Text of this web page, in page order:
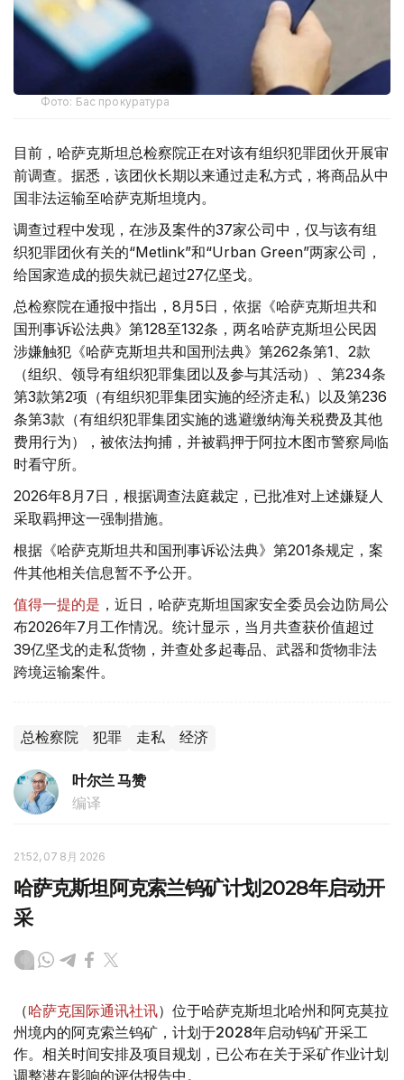
Фото: Бас прокуратура
目前，哈萨克斯坦总检察院正在对该有组织犯罪团伙开展审
前调查。据悉，该团伙长期以来通过走私方式，将商品从中
国非法运输至哈萨克斯坦境内。
调查过程中发现，在涉及案件的37家公司中，仅与该有组
织犯罪团伙有关的“Metlink”和“Urban Green”两家公司，
给国家造成的损失就已超过27亿坚戈。
总检察院在通报中指出，8月5日，依据《哈萨克斯坦共和
国刑事诉讼法典》第128至132条，两名哈萨克斯坦公民因
涉嫌触犯《哈萨克斯坦共和国刑法典》第262条第1、2款
（组织、领导有组织犯罪集团以及参与其活动）、第234条
第3款第2项（有组织犯罪集团实施的经济走私）以及第236
条第3款（有组织犯罪集团实施的逃避缴纳海关税费及其他
费用行为），被依法拘捕，并被羁押于阿拉木图市警察局临
时看守所。
2026年8月7日，根据调查法庭裁定，已批准对上述嫌疑人
采取羁押这一强制措施。
根据《哈萨克斯坦共和国刑事诉讼法典》第201条规定，案
件其他相关信息暂不予公开。
值得一提的是 ，近日，哈萨克斯坦国家安全委员会边防局公
布2026年7月工作情况。统计显示，当月共查获价值超过
39亿坚戈的走私货物，并查处多起毒品、武器和货物非法
跨境运输案件。
总检察院 犯罪 走私 经济
叶尔兰 马赞
编译
21:52, 07 8月 2026
哈萨克斯坦阿克索兰钨矿计划2028年启动开
采
（哈萨克国际通讯社讯）位于哈萨克斯坦北哈州和阿克莫拉
州境内的阿克索兰钨矿，计划于2028年启动钨矿开采工
作。相关时间安排及项目规划，已公布在关于采矿作业计划
调整潜在影响的评估报告中。